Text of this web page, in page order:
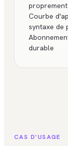
proprement
Courbe
syntaxe de
durable
CAS D'USAGE